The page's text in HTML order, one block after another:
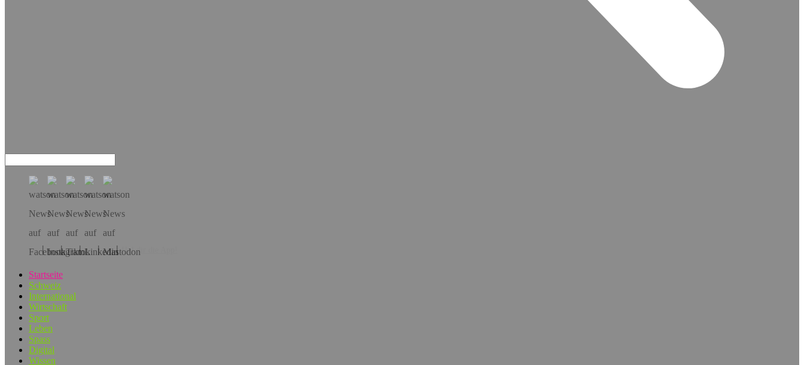
Hol dir die App!
Startseite
Schweiz
International
Wirtschaft
Sport
Leben
Spass
Digital
Wissen